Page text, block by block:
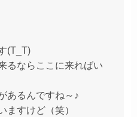
(T_T)
るならここに来ればい
あるんですね～♪
ますけど（笑）